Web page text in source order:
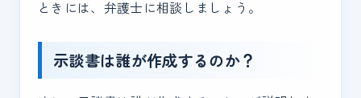
ときには、弁護士に相談しましょう。
示談書は誰が作成するのか？